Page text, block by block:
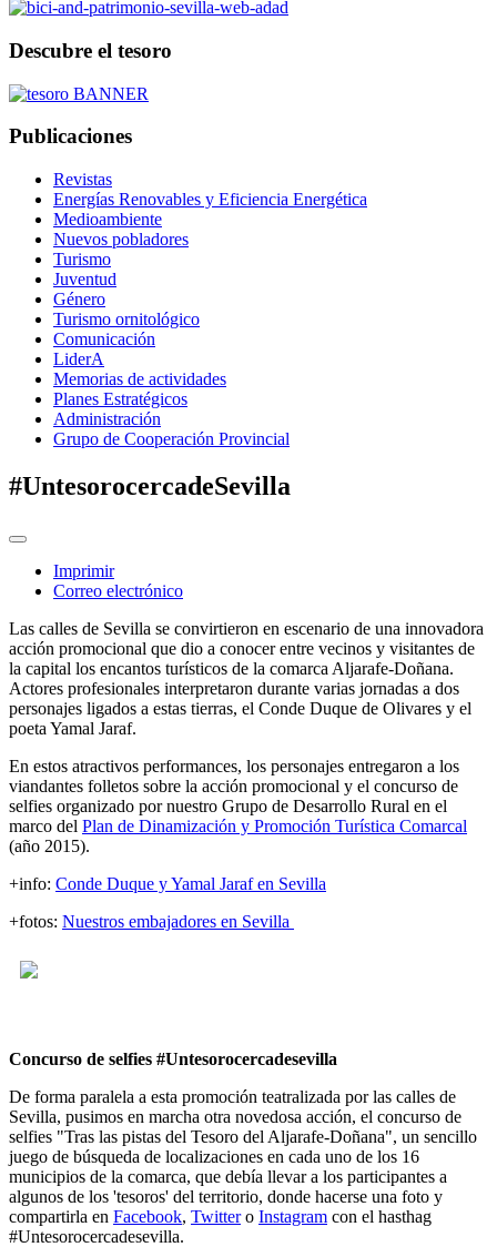
Descubre el tesoro
Publicaciones
Revistas
Energías Renovables y Eficiencia Energética
Medioambiente
Nuevos pobladores
Turismo
Juventud
Género
Turismo ornitológico
Comunicación
LiderA
Memorias de actividades
Planes Estratégicos
Administración
Grupo de Cooperación Provincial
#UntesorocercadeSevilla
Imprimir
Correo electrónico
Las calles de Sevilla se convirtieron en escenario de una innovadora
acción promocional que dio a conocer entre vecinos y visitantes de
la capital los encantos turísticos de la comarca Aljarafe-Doñana.
Actores profesionales interpretaron durante varias jornadas a dos
personajes ligados a estas tierras, el Conde Duque de Olivares y el
poeta Yamal Jaraf.
En estos atractivos performances, los personajes entregaron a los
viandantes folletos sobre la acción promocional y el concurso de
selfies organizado por nuestro Grupo de Desarrollo Rural en el
marco del Plan de Dinamización y Promoción Turística Comarcal
(año 2015).
+info: Conde Duque y Yamal Jaraf en Sevilla
+fotos: Nuestros embajadores en Sevilla
Concurso de selfies #Untesorocercadesevilla
De forma paralela a esta promoción teatralizada por las calles de
Sevilla, pusimos en marcha otra novedosa acción, el concurso de
selfies "Tras las pistas del Tesoro del Aljarafe-Doñana", un sencillo
juego de búsqueda de localizaciones en cada uno de los 16
municipios de la comarca, que debía llevar a los participantes a
algunos de los 'tesoros' del territorio, donde hacerse una foto y
compartirla en Facebook, Twittero Instagram con el hasthag
#Untesorocercadesevilla.